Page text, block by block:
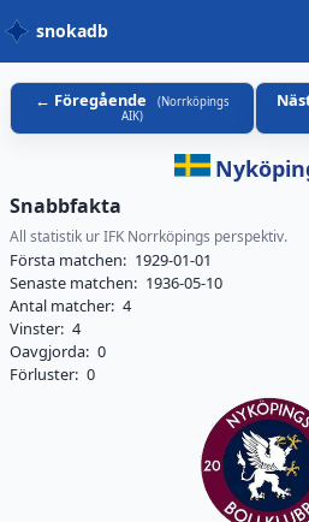
snokadb
Föregående (Norrköpings
AIK)
Snabbfakta
All statistik ur IFK Norrköpings perspektiv.
Första matchen: 1929-01-01
Senaste matchen: 1936-05-10
Antal matcher: 4
Vinster: 4
Oavgjorda: 0
Förluster: 0